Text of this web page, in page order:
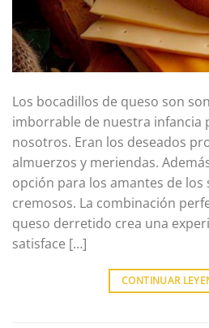
Los bocadillos de queso son
imborrable de nuestra infancia
nosotros. Eran los deseados
almuerzos y meriendas.
opción para los amantes de los
cremosos. La combinación
queso derretido crea una
satisface […]
CONTINUAR